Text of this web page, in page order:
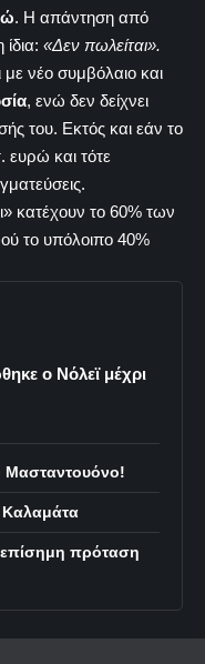
. Η απάντηση από
«Δεν πωλείται».
νέο συμβόλαιο και
, ενώ δεν δείχνει
του. Εκτός και εάν το
ευρώ και τότε
κατέχουν το 60% των
το υπόλοιπο 40%
ο Νόλεϊ μέχρι
Μασταντουόνο!
Καλαμάτα
πρόταση